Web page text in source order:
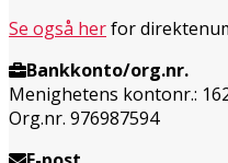
Se også herfor
Bankkonto/org.nr.
Menighetens kontonr.:
Org.nr. 976987594